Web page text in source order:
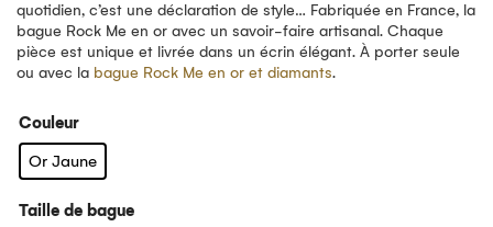
quotidien, c’est une déclaration de style… Fabriquée en France, la
bague Rock Me en or avec un savoir-faire artisanal. Chaque
pièce est unique et livrée dans un écrin élégant. À porter seule
ou avec la bague Rock Me en or et diamants.
Couleur
Or Jaune
Taille de bague